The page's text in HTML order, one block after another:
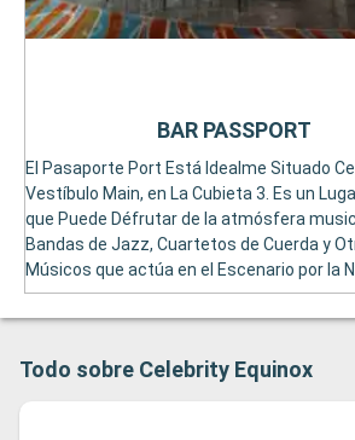
El Pasaporte Port Está Idealme Situado
Vestíbulo Main, en La Cubieta 3. Es un
que Puede Défrutar de la atmósfera
Bandas de Jazz, Cuartetos de Cuerda y
Músicos que actúa en el Escenario por la
BAR PASSPORT
Todo sobre Celebrity Equinox